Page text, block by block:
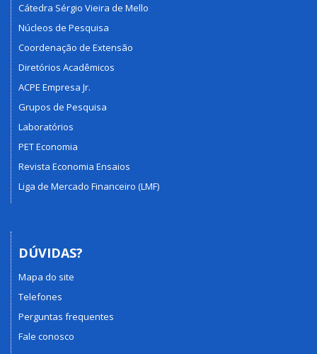
Cátedra Sérgio Vieira de Mello
Núcleos de Pesquisa
Coordenação de Extensão
Diretórios Acadêmicos
ACPE Empresa Jr.
Grupos de Pesquisa
Laboratórios
PET Economia
Revista Economia Ensaios
Liga de Mercado Financeiro (LMF)
DÚVIDAS?
Mapa do site
Telefones
Perguntas frequentes
Fale conosco